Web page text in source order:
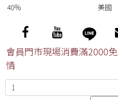
40%
美國
會員門市現場消費滿2000
情